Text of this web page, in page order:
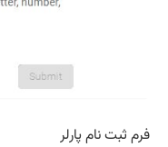
فرم ثبت نام پارلر